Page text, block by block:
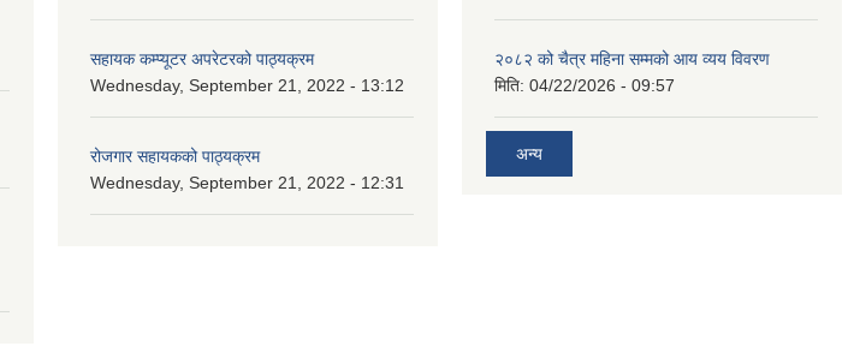
सहायक कम्प्यूटर अपरेटरको पाठ्यक्रम
Wednesday, September 21, 2022 - 13:12
रोजगार सहायकको पाठ्यक्रम
Wednesday, September 21, 2022 - 12:31
२०८२ को चैत्र महिना सम्मको आय व्यय विवरण
मिति: 04/22/2026 - 09:57
अन्य